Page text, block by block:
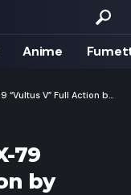
Anime
V” Full Action by Bandai
79
by